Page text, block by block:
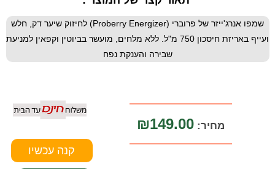
שמפו אנרג'ייזר של פרוברי (Proberry Energizer) לחיזוק שיער דק, חלש
ועייף באריזת חיסכון 750 מ"ל. ללא מלחים, מועשר בביוטין וקפאין למניעת
שבירה והענקת נפח
מחיר: ₪149.00